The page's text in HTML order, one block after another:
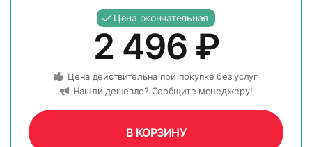
Цена окончательная
2 496 ₽
Цена действительна при покупке без услуг
Нашли дешевле? Сообщите менеджеру!
В КОРЗИНУ